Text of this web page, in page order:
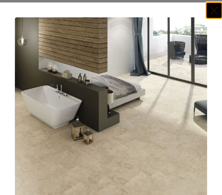
Nos clients ont aussi aimé...